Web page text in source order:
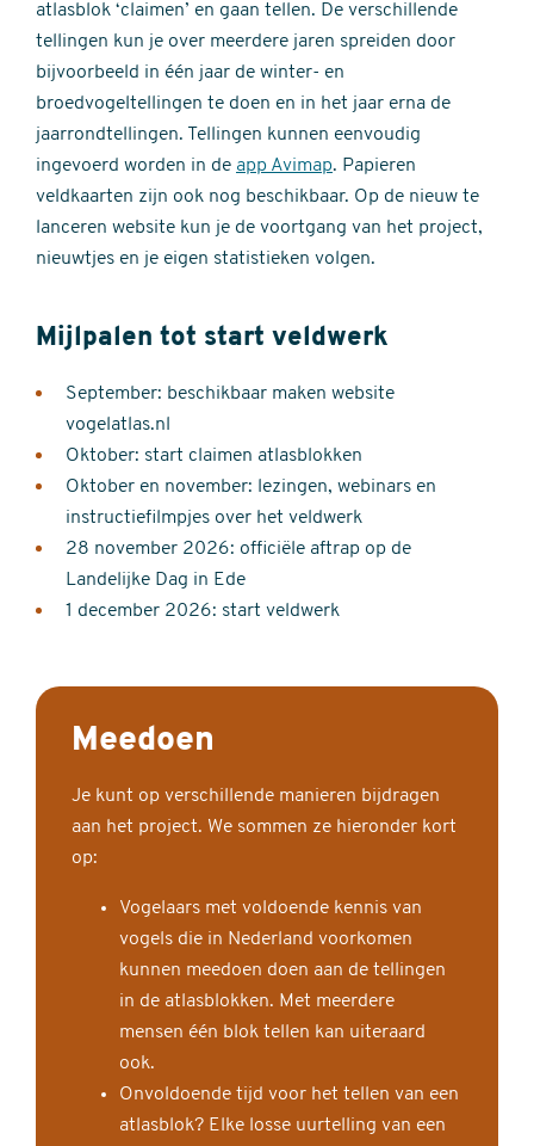
atlasblok ‘claimen’ en gaan tellen. De verschillende
tellingen kun je over meerdere jaren spreiden door
bijvoorbeeld in één jaar de winter- en
broedvogeltellingen te doen en in het jaar erna de
jaarrondtellingen. Tellingen kunnen eenvoudig
ingevoerd worden in de app Avimap. Papieren
veldkaarten zijn ook nog beschikbaar. Op de nieuw te
lanceren website kun je de voortgang van het project,
nieuwtjes en je eigen statistieken volgen.
Mijlpalen tot start veldwerk
September: beschikbaar maken website
vogelatlas.nl
Oktober: start claimen atlasblokken
Oktober en november: lezingen, webinars en
instructiefilmpjes over het veldwerk
28 november 2026: officiële aftrap op de
Landelijke Dag in Ede
1 december 2026: start veldwerk
Meedoen
Je kunt op verschillende manieren bijdragen
aan het project. We sommen ze hieronder kort
op:
Vogelaars met voldoende kennis van
vogels die in Nederland voorkomen
kunnen meedoen doen aan de tellingen
in de atlasblokken. Met meerdere
mensen één blok tellen kan uiteraard
ook.
Onvoldoende tijd voor het tellen van een
atlasblok? Elke losse uurtelling van een